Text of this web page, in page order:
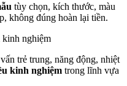
tùy chọn, kích thước, màu
không đúng hoàn lại tiền.
trẻ trung, năng động, nhiệt
kinh nghiệm trong lĩnh vựa